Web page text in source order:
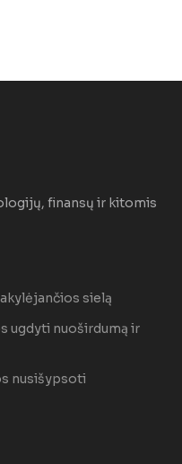
finansų ir kitomis
sielą
ugdyti nuoširdumą ir
nusišypsoti